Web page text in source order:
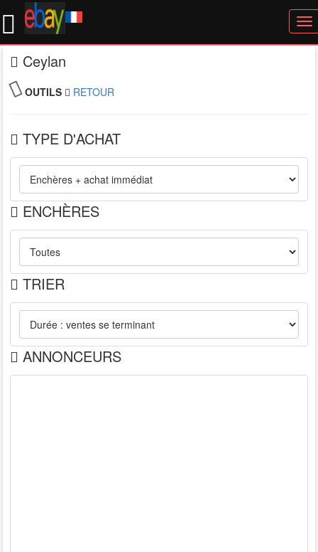
Ceylan
OUTILS RETOUR
TYPE D'ACHAT
ENCHÈRES
TRIER
ANNONCEURS